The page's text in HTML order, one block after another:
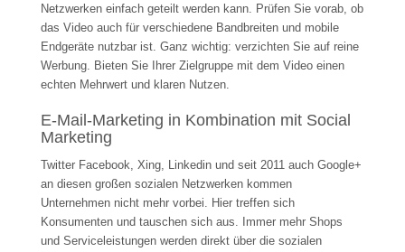
Netzwerken einfach geteilt werden kann. Prüfen Sie vorab, ob
das Video auch für verschiedene Bandbreiten und mobile
Endgeräte nutzbar ist. Ganz wichtig: verzichten Sie auf reine
Werbung. Bieten Sie Ihrer Zielgruppe mit dem Video einen
echten Mehrwert und klaren Nutzen.
E-Mail-Marketing in Kombination mit Social
Marketing
Twitter Facebook, Xing, Linkedin und seit 2011 auch Google+
an diesen großen sozialen Netzwerken kommen
Unternehmen nicht mehr vorbei. Hier treffen sich
Konsumenten und tauschen sich aus. Immer mehr Shops
und Serviceleistungen werden direkt über die sozialen